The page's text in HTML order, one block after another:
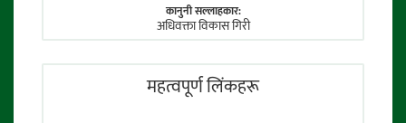
कानुनी सल्लाहकार:
अधिवक्ता विकास गिरी
तेजेन्द्र श्रेष्ठ
महत्वपूर्ण लिंकहरू